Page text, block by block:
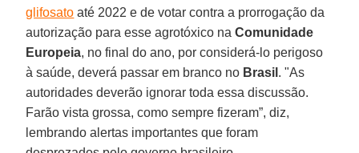
glifosato até 2022 e de votar contra a prorrogação da
autorização para esse agrotóxico naComunidade
Europeia, no final do ano, por considerá-lo perigoso
à saúde, deverá passar em branco no Brasil . "As
autoridades deverão ignorar toda essa discussão.
Farão vista grossa, como sempre fizeram”, diz,
lembrando alertas importantes que foram